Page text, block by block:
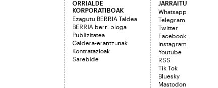
ORRIALDE
KORPORATIBOAK
Ezagutu BERRIA Taldea
BERRIA berri bloga
Publizitatea
Galdera-erantzunak
Kontratazioak
Sarebide
JARRAITU
Whatsapp
Telegram
Twitter
Facebook
Instagram
Youtube
RSS
Tik Tok
Bluesky
Mastodon